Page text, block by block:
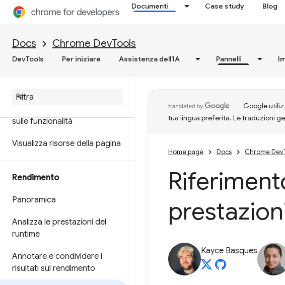
Documenti Case study Blog
Docs Chrome DevTools
DevTools Per iniziare Assistenza dell'IA Pannelli
WebAssembly C/C++
Rete
sulle funzionalità
Visualizza risorse della pagina
Rendimento
Panoramica
Analizza le prestazioni del
runtime
Annotare e condividere i
risultati sul rendimento
Google
tua lingua preferita. Le traduzioni
Home page Docs Chrome
Kayce Basques